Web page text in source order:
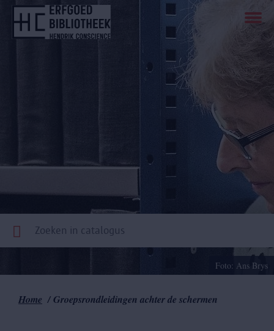
Overslaan
Foto: Ans Brys
Kruimelpad
Home Groepsrondleidingen achter de schermen